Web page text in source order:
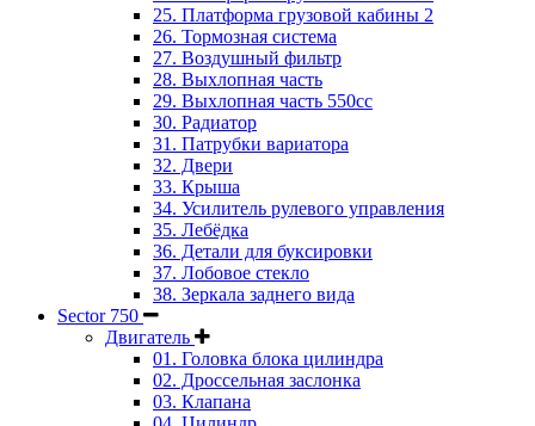
25. Платформа грузовой кабины 2
26. Тормозная система
27. Воздушный фильтр
28. Выхлопная часть
29. Выхлопная часть 550cc
30. Радиатор
31. Патрубки вариатора
32. Двери
33. Крыша
34. Усилитель рулевого управления
35. Лебёдка
36. Детали для буксировки
37. Лобовое стекло
38. Зеркала заднего вида
Sector 750
Двигатель
01. Головка блока цилиндра
02. Дроссельная заслонка
03. Клапана